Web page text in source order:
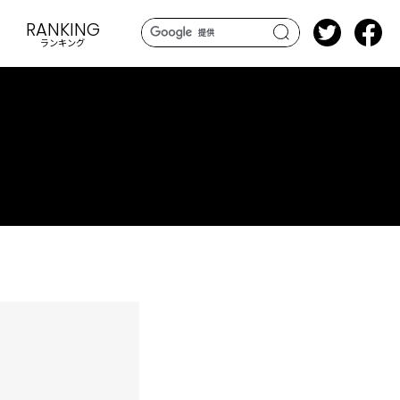
search
RANKING
ランキング